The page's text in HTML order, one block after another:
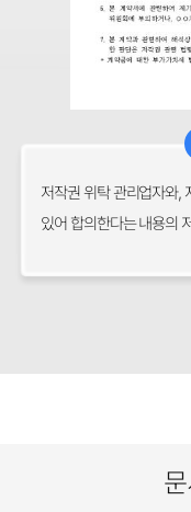
저작권 위탁 관리업자와,
있어 합의한다는 내용의